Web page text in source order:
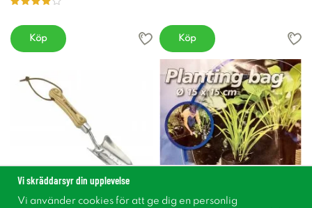
Köp Köp
Vi skräddarsyr din upplevelse
Vi använder cookies för att ge dig en personlig